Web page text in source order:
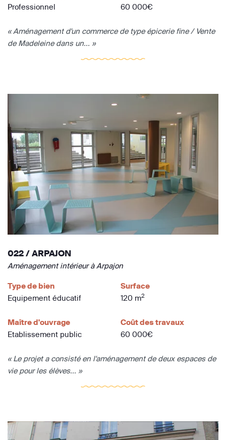
Professionnel
60 000€
« Aménagement d'un commerce de type épicerie fine / Vente
de Madeleine dans un... »
022 / ARPAJON
Aménagement intérieur à Arpajon
Type de bien
Equipement éducatif
Surface
120 m2
Maître d'ouvrage
Etablissement public
Coût des travaux
60 000€
« Le projet a consisté en l'aménagement de deux espaces de
vie pour les élèves... »